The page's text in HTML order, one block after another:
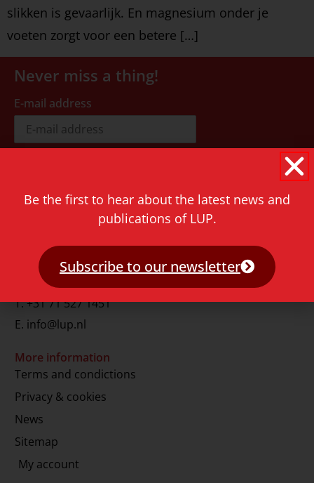
slikken is gevaarlijk. En magnesium onder je
voeten zorgt voor een betere […]
Never miss a thing!
E-mail address
2311 GJ Leiden
The Netherlands
T.+31 71 527 1451
E. info@lup.nl
More information
Terms and condictions
Privacy & cookies
News
Sitemap
My account
Be the first to hear about the latest news and
publications of LUP.
Subscribe to our newsletter